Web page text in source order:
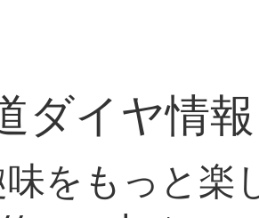
ダイヤ情
をもっと楽